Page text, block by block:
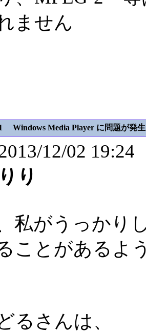
ません
Windows Media Player に問題が発生
12/02 19:24
りり
私がうっかり
ことがあるよ
るさんは、